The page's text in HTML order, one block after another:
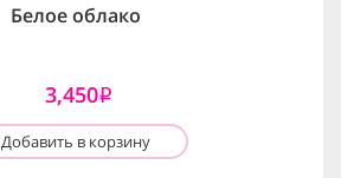
Белое облако
3,450i
Добавить в корзину